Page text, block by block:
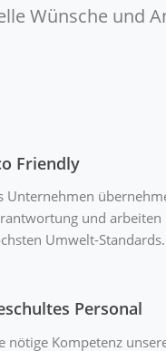
Wünsche und
Friendly
Unternehmen
und arbeiten
Umwelt-Standards.
Personal
nötige Kompetenz